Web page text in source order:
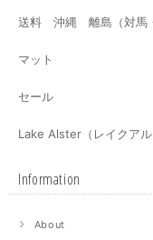
送料 沖縄 離島（対馬・
マット
セール
Lake Alster（レイクアル
Information
About